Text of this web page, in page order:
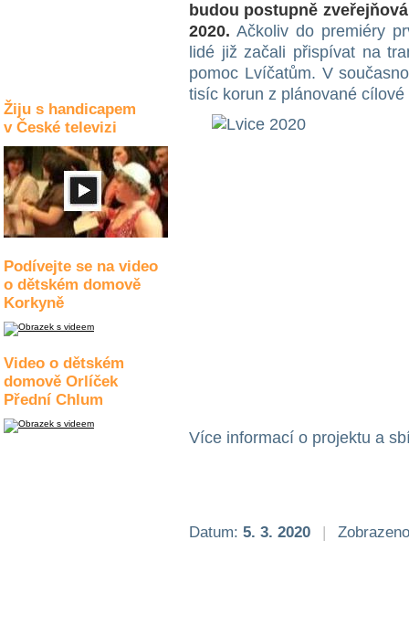
Žiju s handicapem
v České televizi
Podívejte se na video
o dětském domově
Korkyně
Video o dětském
domově Orlíček
Přední Chlum
budou postupně
2020. Ačkoliv do premiéry
lidé již začali přispívat na
pomoc Lvíčatům. V
tisíc korun z plánované
Více informací o projektu a
Datum: 5. 3. 2020 |